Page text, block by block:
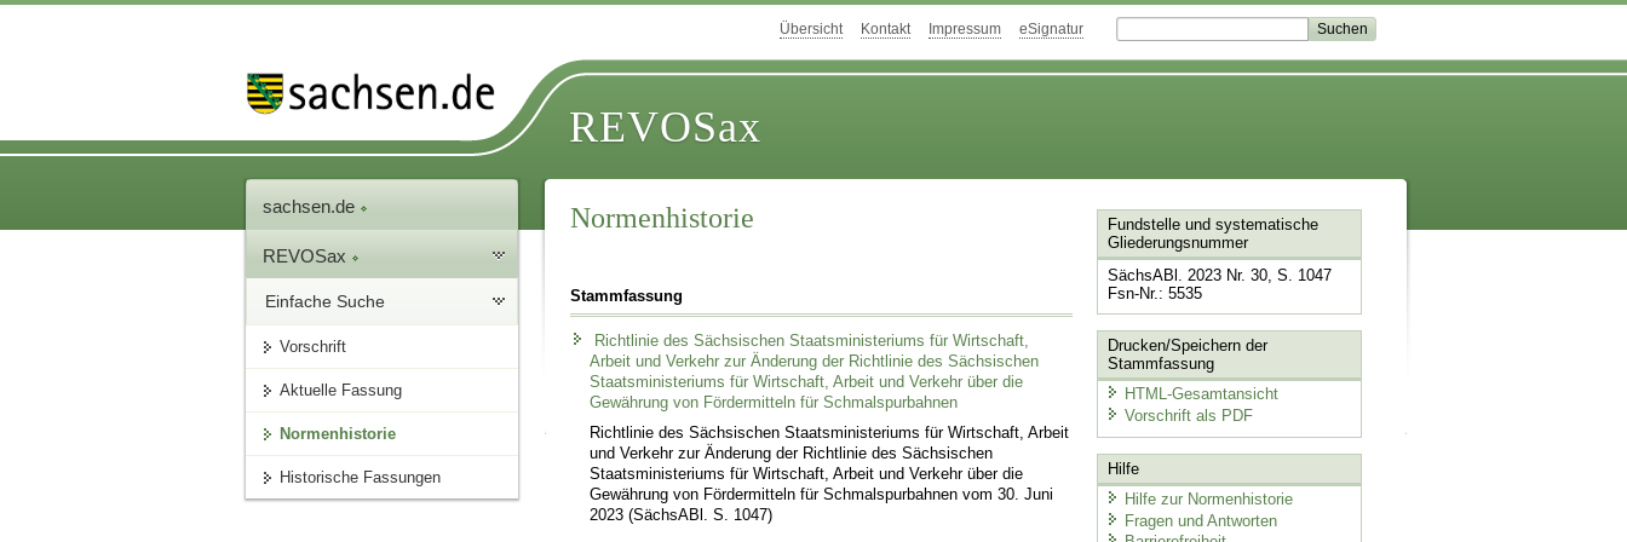
Übersicht Kontakt Impressum eSignatur
REVOSax
sachsen.de
REVOSax
Einfache Suche
Vorschrift
Aktuelle Fassung
Normenhistorie
Historische Fassungen
Normenhistorie
Stammfassung
Richtlinie des Sächsischen Staatsministeriums für Wirtschaft,
Arbeit und Verkehr zur Änderung der Richtlinie des Sächsischen
Staatsministeriums für Wirtschaft, Arbeit und Verkehr über die
Gewährung von Fördermitteln für Schmalspurbahnen
Richtlinie des Sächsischen Staatsministeriums für Wirtschaft, Arbeit
und Verkehr zur Änderung der Richtlinie des Sächsischen
Staatsministeriums für Wirtschaft, Arbeit und Verkehr über die
Gewährung von Fördermitteln für Schmalspurbahnen vom 30. Juni
2023 (SächsABl. S. 1047)
Fundstelle und systematische
Gliederungsnummer
SächsABl. 2023 Nr. 30, S. 1047
Fsn-Nr.: 5535
Drucken/Speichern der
Stammfassung
HTML-Gesamtansicht
Vorschrift als PDF
Hilfe
Hilfe zur Normenhistorie
Fragen und Antworten